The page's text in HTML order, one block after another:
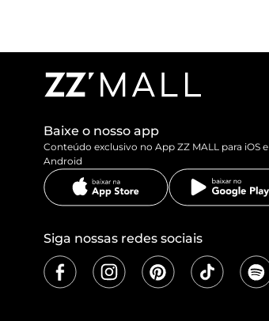
Baixe o nosso app
Conteúdo exclusivo no App ZZ MALL para iOS e
Android
Siga nossas redes sociais